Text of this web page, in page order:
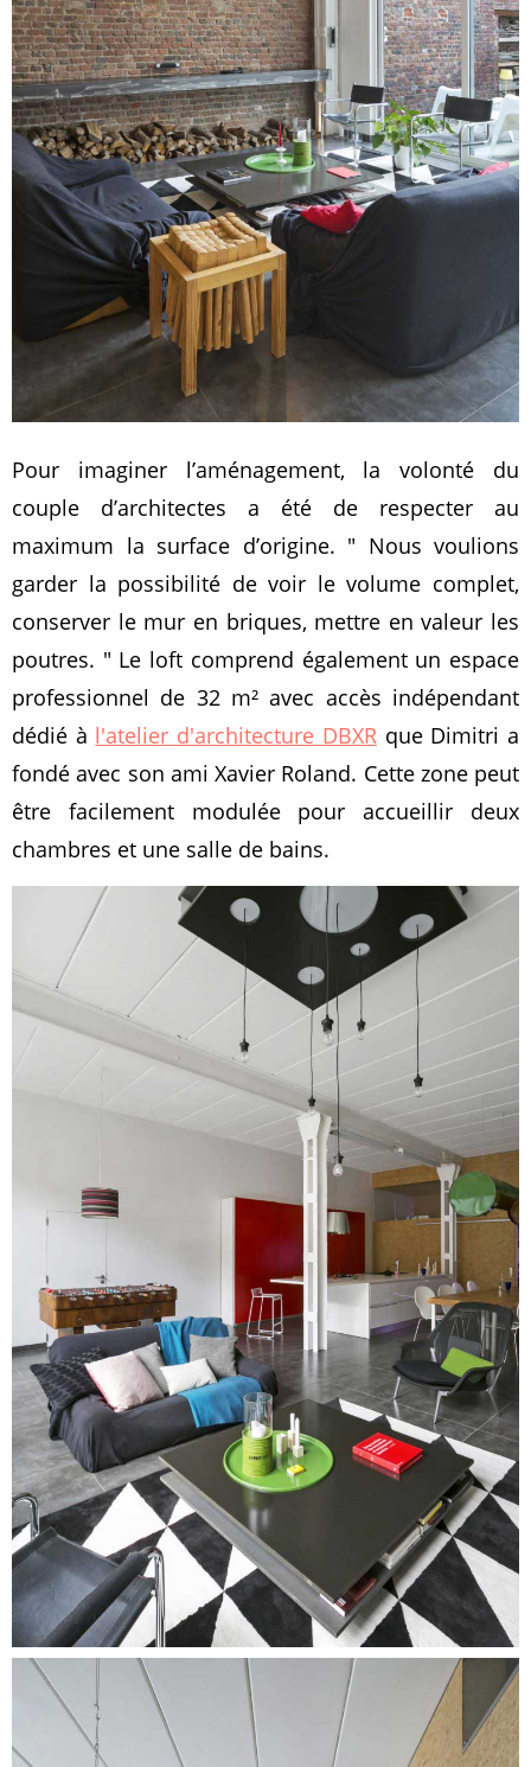
Pour imaginer l’aménagement, la volonté du
couple d’architectes a été de respecter au
maximum la surface d’origine.
Nous voulions
garder la possibilité de voir le volume complet,
conserver le mur en briques, mettre en valeur les
poutres.
Le loft comprend également un espace
professionnel de 32 m² avec accès indépendant
dédié à l'atelier d'architecture DBXR que Dimitri a
fondé avec son ami Xavier Roland. Cette zone peut
être facilement modulée pour accueillir deux
chambres et une salle de bains.